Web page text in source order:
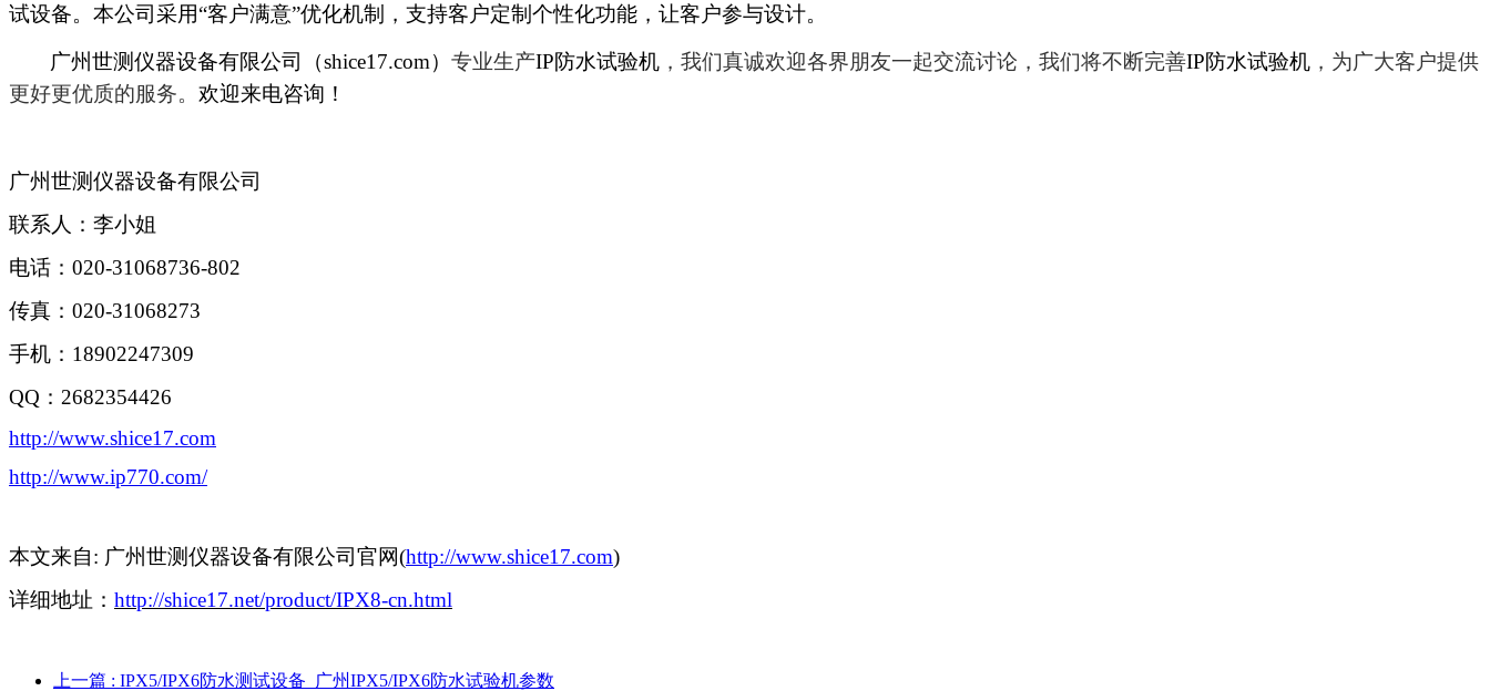
试设备。本公司采用“客户满意”优化机制，支持客户定制个性化功能，让客户参与设计。
广州世测仪器设备有限公司（shice17.com） 专业生产IP防水试验机 ，我们真诚欢迎各界朋友一起交流讨论，我们将不断完善IP防水试验机 ，为广大客户提供
更好更优质的服务。 欢迎来电咨询！
广州世测仪器设备有限公司
联系人：李小姐
电话：020-31068736-802
传真：020-31068273
手机：18902247309
QQ ：2682354426
http://www.shice17.com
http://www.ip770.com/
本文来自: 广州世测仪器设备有限公司官网(http://www.shice17.com)
详细地址： http://shice17.net/product/IPX8-cn.html
上一篇 : IPX5/IPX6防水测试设备_广州IPX5/IPX6防水试验机参数